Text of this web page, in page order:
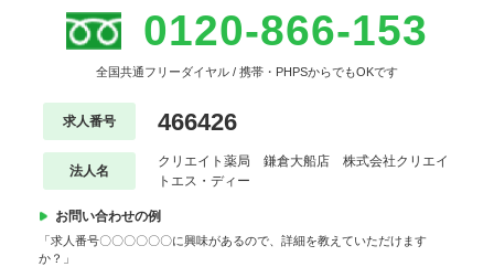
0120-866-153
全国共通フリーダイヤル / 携帯・PHPSからでもOKです
求人番号 466426
法人名
クリエイト薬局 鎌倉大船店 株式会社クリエイ
トエス・ディー
お問い合わせの例
「求人番号〇〇〇〇〇〇に興味があるので、詳細を教えていただけます
か？」